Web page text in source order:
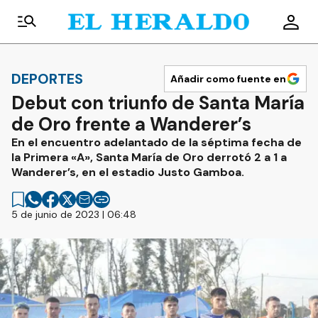
DEPORTES Añadir como fuente en
Debut con triunfo de Santa María
de Oro frente a Wanderer’s
En el encuentro adelantado de la séptima fecha de
la Primera «A», Santa María de Oro derrotó 2 a 1 a
Wanderer’s, en el estadio Justo Gamboa.
5 de junio de 2023 | 06:48